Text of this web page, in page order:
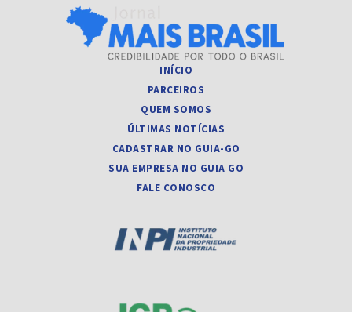
INÍCIO
PARCEIROS
QUEM SOMOS
ÚLTIMAS NOTÍCIAS
CADASTRAR NO GUIA-GO
SUA EMPRESA NO GUIA GO
FALE CONOSCO